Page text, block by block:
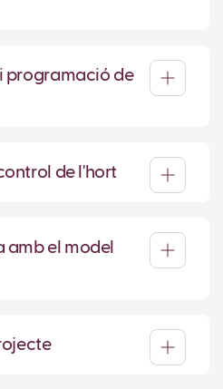
programació de
de l'hort
amb el model